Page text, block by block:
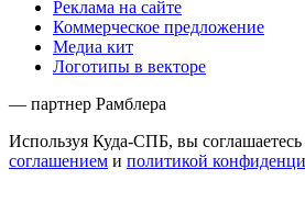
Реклама на сайте
Коммерческое предложение
Медиа кит
Логотипы в векторе
— партнер Рамблера
Используя Куда-СПБ, вы соглашаетесь
соглашением и политикой